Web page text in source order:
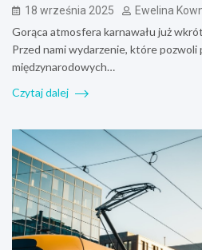
18 września 2025 Ewelina
Gorąca atmosfera karnawału już
Przed nami wydarzenie, które pozwoli
międzynarodowych…
Czytaj dalej